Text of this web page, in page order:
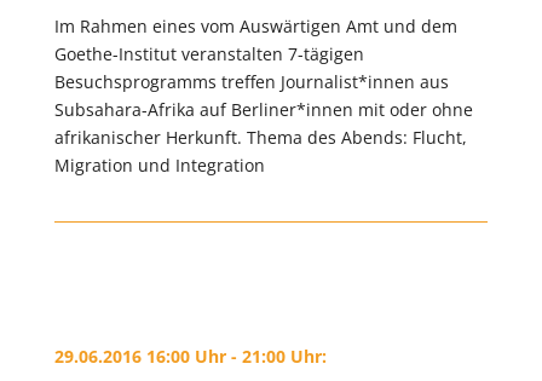
Im Rahmen eines vom Auswärtigen Amt und dem
Goethe-Institut veranstalten 7-tägigen
Besuchsprogramms treffen Journalist*innen aus
Subsahara-Afrika auf Berliner*innen mit oder ohne
afrikanischer Herkunft. Thema des Abends: Flucht,
Migration und Integration
29.06.2016 16:00 Uhr - 21:00 Uhr: